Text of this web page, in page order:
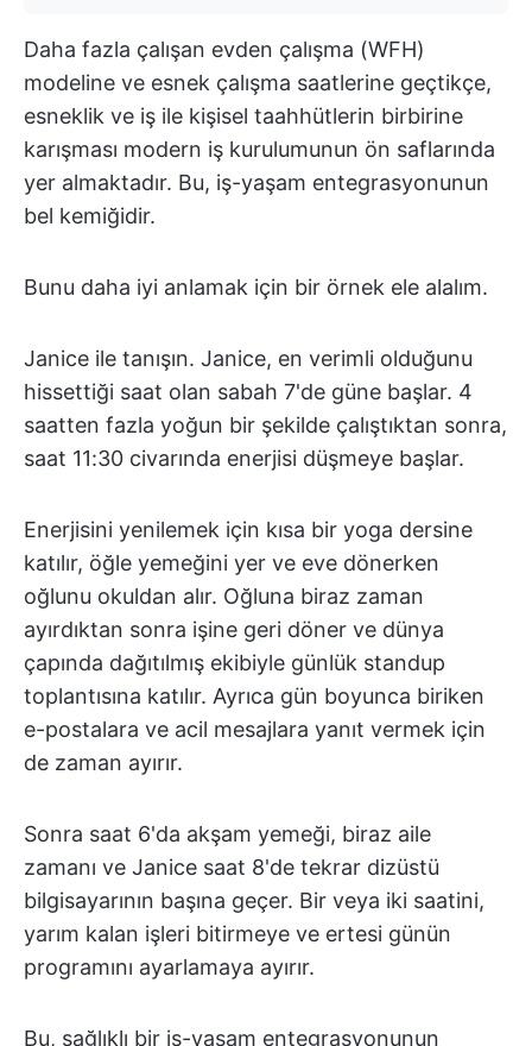
Daha fazla çalışan evden çalışma (WFH)
modeline ve esnek çalışma saatlerine geçtikçe,
esneklik ve iş ile kişisel taahhütlerin birbirine
karışması modern iş kurulumunun ön saflarında
yer almaktadır. Bu, iş-yaşam entegrasyonunun
bel kemiğidir.
Bunu daha iyi anlamak için bir örnek ele alalım.
Janice ile tanışın. Janice, en verimli olduğunu
hissettiği saat olan sabah 7'de güne başlar. 4
saatten fazla yoğun bir şekilde çalıştıktan sonra,
saat 11:30 civarında enerjisi düşmeye başlar.
Enerjisini yenilemek için kısa bir yoga dersine
katılır, öğle yemeğini yer ve eve dönerken
oğlunu okuldan alır. Oğluna biraz zaman
ayırdıktan sonra işine geri döner ve dünya
çapında dağıtılmış ekibiyle günlük standup
toplantısına katılır. Ayrıca gün boyunca biriken
e-postalara ve acil mesajlara yanıt vermek için
de zaman ayırır.
Sonra saat 6'da akşam yemeği, biraz aile
zamanı ve Janice saat 8'de tekrar dizüstü
bilgisayarının başına geçer. Bir veya iki saatini,
yarım kalan işleri bitirmeye ve ertesi günün
programını ayarlamaya ayırır.
Bu, sağlıklı bir iş-yaşam entegrasyonunun